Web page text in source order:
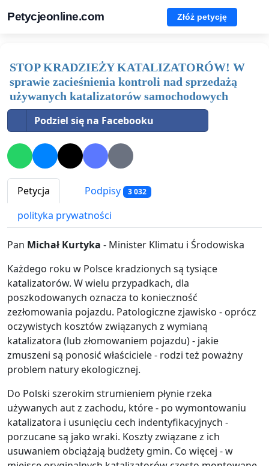
Petycjeonline.com Złóż petycję
STOP KRADZIEŻY KATALIZATORÓW! W
sprawie zacieśnienia kontroli nad sprzedażą
używanych katalizatorów samochodowych
Podziel się na Facebooku
Petycja Podpisy 3 032
polityka prywatności
Pan Michał Kurtyka - Minister Klimatu i Środowiska
Każdego roku w Polsce kradzionych są tysiące
katalizatorów. W wielu przypadkach, dla
poszkodowanych oznacza to konieczność
zezłomowania pojazdu. Patologiczne zjawisko - oprócz
oczywistych kosztów związanych z wymianą
katalizatora (lub złomowaniem pojazdu) - jakie
zmuszeni są ponosić właściciele - rodzi też poważny
problem natury ekologicznej.
Do Polski szerokim strumieniem płynie rzeka
używanych aut z zachodu, które - po wymontowaniu
katalizatora i usunięciu cech indentyfikacyjnych -
porzucane są jako wraki. Koszty związane z ich
usuwaniem obciążają budżety gmin. Co więcej - w